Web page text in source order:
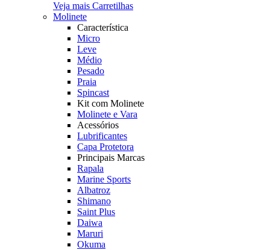
Veja mais Carretilhas
Molinete
Característica
Micro
Leve
Médio
Pesado
Praia
Spincast
Kit com Molinete
Molinete e Vara
Acessórios
Lubrificantes
Capa Protetora
Principais Marcas
Rapala
Marine Sports
Albatroz
Shimano
Saint Plus
Daiwa
Maruri
Okuma